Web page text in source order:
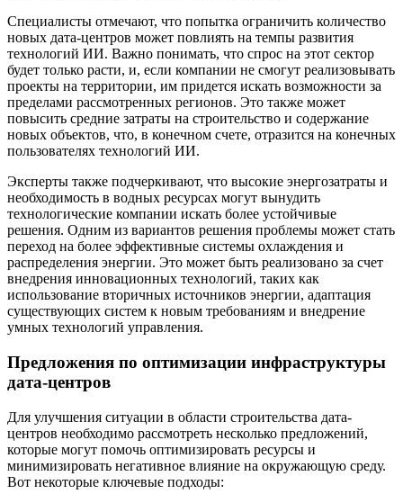
Специалисты отмечают, что попытка ограничить количество
новых дата-центров может повлиять на темпы развития
технологий ИИ. Важно понимать, что спрос на этот сектор
будет только расти, и, если компании не смогут реализовывать
проекты на территории, им придется искать возможности за
пределами рассмотренных регионов. Это также может
повысить средние затраты на строительство и содержание
новых объектов, что, в конечном счете, отразится на конечных
пользователях технологий ИИ.
Эксперты также подчеркивают, что высокие энергозатраты и
необходимость в водных ресурсах могут вынудить
технологические компании искать более устойчивые
решения. Одним из вариантов решения проблемы может стать
переход на более эффективные системы охлаждения и
распределения энергии. Это может быть реализовано за счет
внедрения инновационных технологий, таких как
использование вторичных источников энергии, адаптация
существующих систем к новым требованиям и внедрение
умных технологий управления.
Предложения по оптимизации инфраструктуры
дата-центров
Для улучшения ситуации в области строительства дата-
центров необходимо рассмотреть несколько предложений,
которые могут помочь оптимизировать ресурсы и
минимизировать негативное влияние на окружающую среду.
Вот некоторые ключевые подходы: